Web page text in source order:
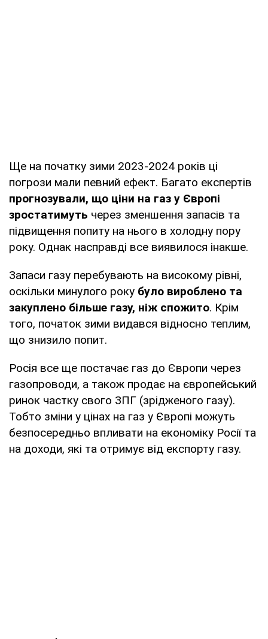
Ще на початку зими 2023-2024 років ці
погрози мали певний ефект. Багато експертів
прогнозували, що ціни на газ у Європі
зростатимуть через зменшення запасів та
підвищення попиту на нього в холодну пору
року. Однак насправді все виявилося інакше.
Запаси газу перебувають на високому рівні,
оскільки минулого року було вироблено та
закуплено більше газу, ніж спожито. Крім
того, початок зими видався відносно теплим,
що знизило попит.
Росія все ще постачає газ до Європи через
газопроводи, а також продає на європейський
ринок частку свого ЗПГ (зрідженого газу).
Тобто зміни у цінах на газ у Європі можуть
безпосередньо впливати на економіку Росії та
на доходи, які та отримує від експорту газу.